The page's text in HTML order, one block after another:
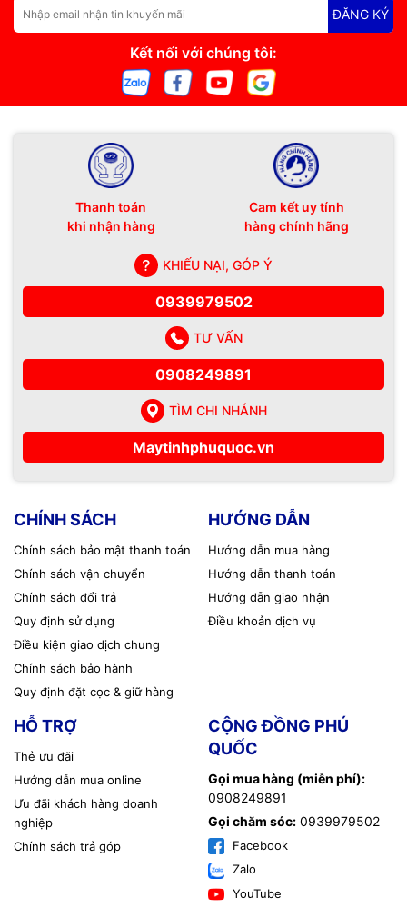
#ChuotKhongNhanClickPhuQuoc
#MayTinhHaiDangPhuQuoc #KhacPhucChuotLaptop
#MayTinhPhuQuoc
ĐĂNG KÝ
Kết nối với chúng tôi:
Thanh toán
khi nhận hàng
Cam kết uy tính
hàng chính hãng
KHIẾU NẠI, GÓP Ý
0939979502
TƯ VẤN
0908249891
TÌM CHI NHÁNH
Maytinhphuquoc.vn
CHÍNH SÁCH
Chính sách bảo mật thanh toán
Chính sách vận chuyển
Chính sách đổi trả
Quy định sử dụng
Điều kiện giao dịch chung
Chính sách bảo hành
Quy định đặt cọc & giữ hàng
HƯỚNG DẪN
Hướng dẫn mua hàng
Hướng dẫn thanh toán
Hướng dẫn giao nhận
Điều khoản dịch vụ
HỖ TRỢ
Thẻ ưu đãi
Hướng dẫn mua online
Ưu đãi khách hàng doanh
nghiệp
Chính sách trả góp
CỘNG ĐỒNG PHÚ
QUỐC
Gọi mua hàng (miễn phí):
0908249891
Gọi chăm sóc: 0939979502
Facebook
Zalo
YouTube